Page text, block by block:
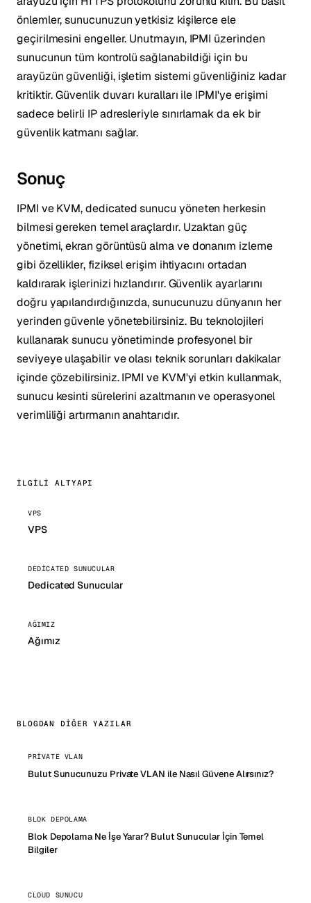
önlemler, sunucunuzun yetkisiz kişilerce ele
geçirilmesini engeller. Unutmayın, IPMI üzerinden
sunucunun tüm kontrolü sağlanabildiği için bu
arayüzün güvenliği, işletim sistemi güvenliğiniz kadar
kritiktir. Güvenlik duvarı kuralları ile IPMI'ye erişimi
sadece belirli IP adresleriyle sınırlamak da ek bir
güvenlik katmanı sağlar.
Sonuç
IPMI ve KVM, dedicated sunucu yöneten herkesin
bilmesi gereken temel araçlardır. Uzaktan güç
yönetimi, ekran görüntüsü alma ve donanım izleme
gibi özellikler, fiziksel erişim ihtiyacını ortadan
kaldırarak işlerinizi hızlandırır. Güvenlik ayarlarını
doğru yapılandırdığınızda, sunucunuzu dünyanın her
yerinden güvenle yönetebilirsiniz. Bu teknolojileri
kullanarak sunucu yönetiminde profesyonel bir
seviyeye ulaşabilir ve olası teknik sorunları dakikalar
içinde çözebilirsiniz. IPMI ve KVM'yi etkin kullanmak,
sunucu kesinti sürelerini azaltmanın ve operasyonel
verimliliği artırmanın anahtarıdır.
İLGILI ALTYAPI
VPS
VPS
DEDICATED SUNUCULAR
Dedicated Sunucular
AĞIMIZ
Ağımız
BLOGDAN DIĞER YAZILAR
PRIVATE VLAN
Bulut Sunucunuzu Private VLAN ile Nasıl Güvene Alırsınız?
BLOK DEPOLAMA
Blok Depolama Ne İşe Yarar? Bulut Sunucular İçin Temel
Bilgiler
CLOUD SUNUCU